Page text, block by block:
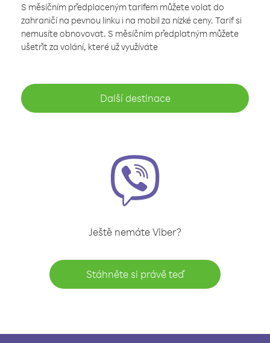
S měsíčním předplaceným tarifem můžete volat do
zahraničí na pevnou linku i na mobil za nízké ceny. Tarif si
nemusíte obnovovat. S měsíčním předplatným můžete
ušetřit za volání, které už využíváte
Další destinace
Ještě nemáte Viber?
Stáhněte si právě teď